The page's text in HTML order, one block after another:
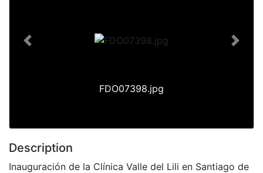
FDO07398.jpg
Previous Next
Description
Inauguración de la Clínica Valle del Lili en Santiago de